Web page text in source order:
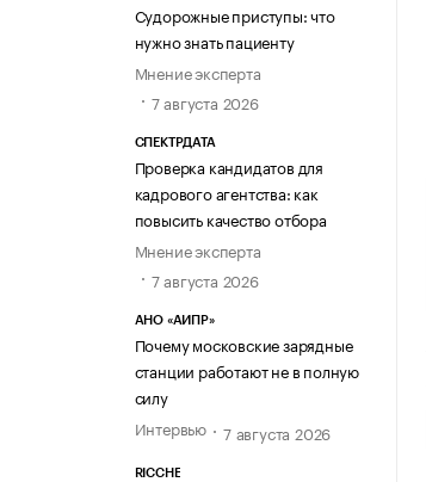
Судорожные приступы: что
нужно знать пациенту
Мнение эксперта
7 августа 2026
СПЕКТРДАТА
Проверка кандидатов для
кадрового агентства: как
повысить качество отбора
Мнение эксперта
7 августа 2026
АНО «АИПР»
Почему московские зарядные
станции работают не в полную
силу
Интервью
7 августа 2026
RICCHE